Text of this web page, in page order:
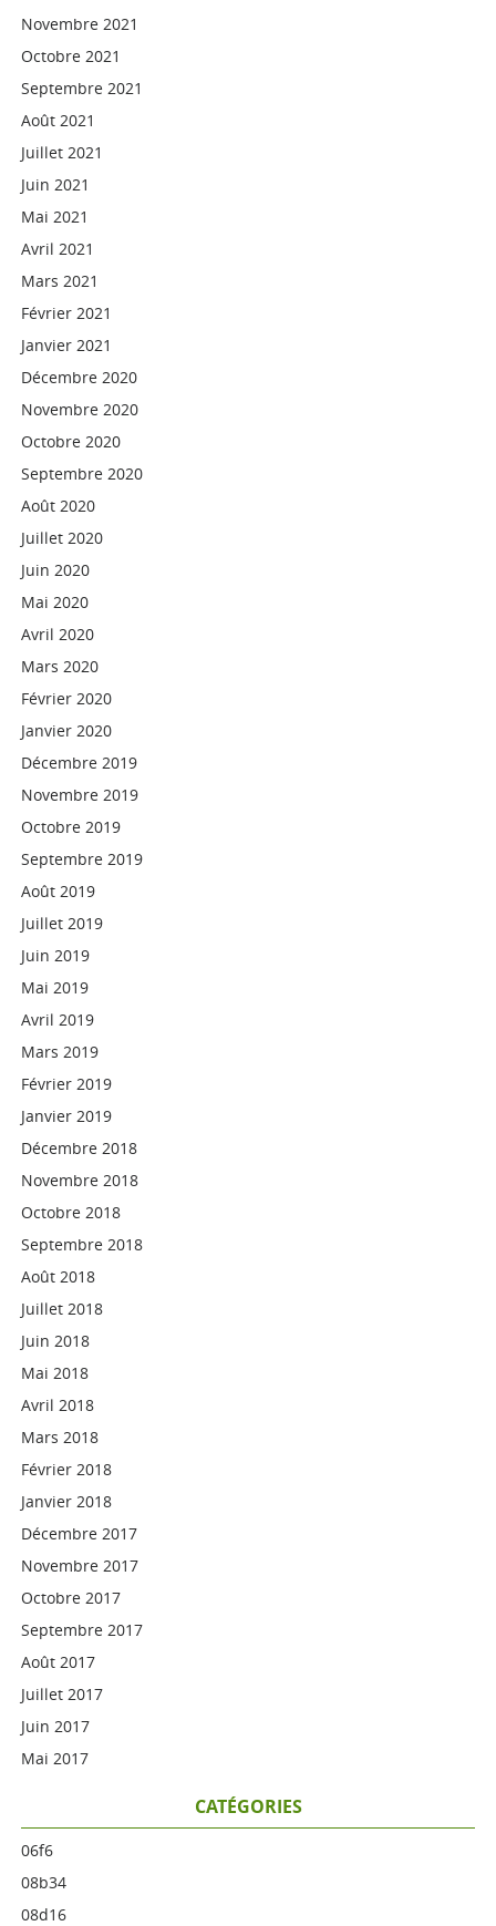
Novembre 2021
Octobre 2021
Septembre 2021
Août 2021
Juillet 2021
Juin 2021
Mai 2021
Avril 2021
Mars 2021
Février 2021
Janvier 2021
Décembre 2020
Novembre 2020
Octobre 2020
Septembre 2020
Août 2020
Juillet 2020
Juin 2020
Mai 2020
Avril 2020
Mars 2020
Février 2020
Janvier 2020
Décembre 2019
Novembre 2019
Octobre 2019
Septembre 2019
Août 2019
Juillet 2019
Juin 2019
Mai 2019
Avril 2019
Mars 2019
Février 2019
Janvier 2019
Décembre 2018
Novembre 2018
Octobre 2018
Septembre 2018
Août 2018
Juillet 2018
Juin 2018
Mai 2018
Avril 2018
Mars 2018
Février 2018
Janvier 2018
Décembre 2017
Novembre 2017
Octobre 2017
Septembre 2017
Août 2017
Juillet 2017
Juin 2017
Mai 2017
CATÉGORIES
06f6
08b34
08d16